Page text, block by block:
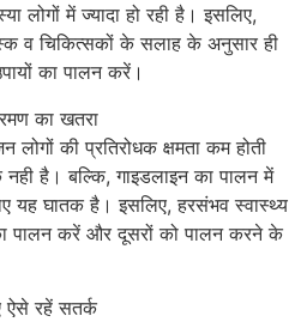
लोगों में ज्यादा हो रही है। इसलिए,
व चिकित्सकों के सलाह के अनुसार ही
का पालन करें।
का खतरा
की प्रतिरोधक क्षमता कम होती
है। बल्कि, गाइडलाइन का पालन में
यह घातक है। इसलिए, हरसंभव स्वास्थ्य
का पालन करें और दूसरों को पालन करने के
ऐसे रहें सतर्क